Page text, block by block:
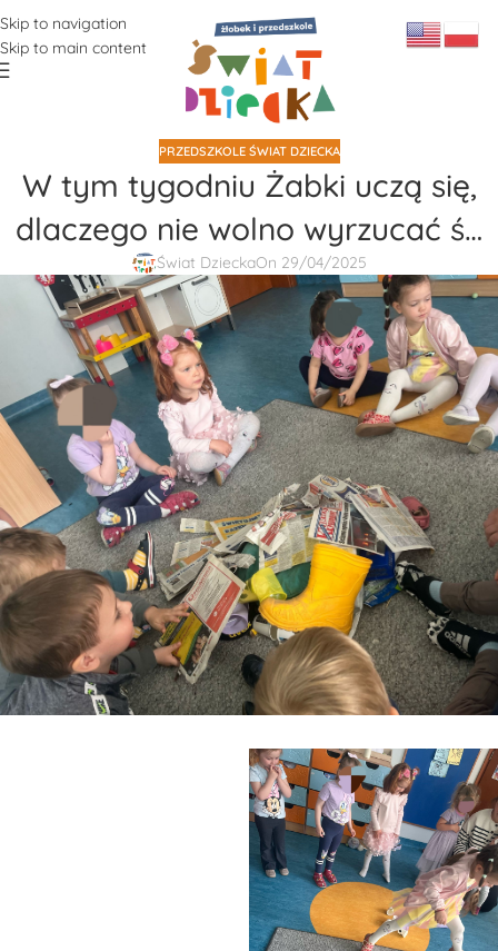
Skip to navigation
Skip to main content
PRZEDSZKOLE ŚWIAT DZIECKA
W tym tygodniu Żabki uczą się,
dlaczego nie wolno wyrzucać ś…
Świat DzieckaOn 29/04/2025